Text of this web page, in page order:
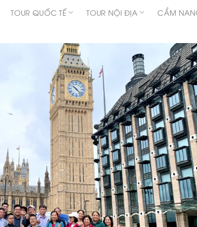
TOUR QUỐC TẾ TOUR NỘI ĐỊA CẨM